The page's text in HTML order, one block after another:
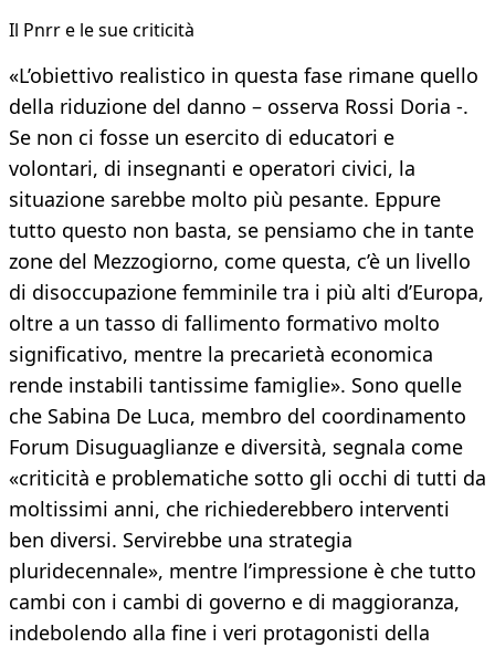
Il Pnrr e le sue criticità
«L’obiettivo realistico in questa fase rimane quello
della riduzione del danno – osserva Rossi Doria -.
Se non ci fosse un esercito di educatori e
volontari, di insegnanti e operatori civici, la
situazione sarebbe molto più pesante. Eppure
tutto questo non basta, se pensiamo che in tante
zone del Mezzogiorno, come questa, c’è un livello
di disoccupazione femminile tra i più alti d’Europa,
oltre a un tasso di fallimento formativo molto
significativo, mentre la precarietà economica
rende instabili tantissime famiglie». Sono quelle
che Sabina De Luca, membro del coordinamento
Forum Disuguaglianze e diversità, segnala come
«criticità e problematiche sotto gli occhi di tutti da
moltissimi anni, che richiederebbero interventi
ben diversi. Servirebbe una strategia
pluridecennale», mentre l’impressione è che tutto
cambi con i cambi di governo e di maggioranza,
indebolendo alla fine i veri protagonisti della